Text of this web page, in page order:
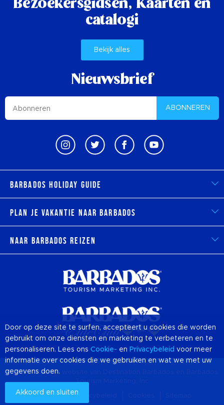
Bezoekersgidsen, Kaarten en
catalogi
Bekijk alles
Nieuwsbrief
ABONNEREN
Barbados Holiday Guide
Plan je vakantie naar Barbados
Naar Barbados reizen
© 2026 Officiële website van Destination
Tourism Marketing, Inc
Over ons Privacybeleid
Door op deze site te surfen, accepteert u cookies die worden
gebruikt om onze diensten en marketing te verbeteren en te
personaliseren. Lees ons Cookie- en Privacybeleid voor meer
informatie over cookies die we gebruiken en wat we met uw
gegevens doen.
Akkoord en sluiten